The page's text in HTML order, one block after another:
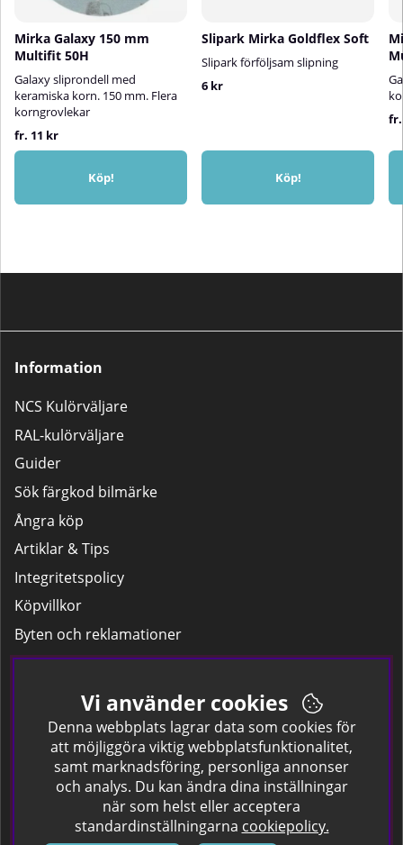
Mirka Galaxy 150 mm
Multifit 50H
Galaxy sliprondell med
keramiska korn. 150 mm. Flera
korngrovlekar
fr. 11 kr
Köp!
Slipark Mirka Goldflex Soft
Slipark förföljsam slipning
6 kr
Köp!
Information
NCS Kulörväljare
RAL-kulörväljare
Guider
Sök färgkod bilmärke
Ångra köp
Artiklar & Tips
Integritetspolicy
Köpvillkor
Byten och reklamationer
Leverans
Hitta färgkoden på bilen.
Företagskund
Om oss
Om Spraycan
Vi använder cookies
Denna webbplats lagrar data som cookies för
att möjliggöra viktig webbplatsfunktionalitet,
samt marknadsföring, personliga annonser
och analys. Du kan ändra dina inställningar
när som helst eller acceptera
standardinställningarna cookiepolicy.